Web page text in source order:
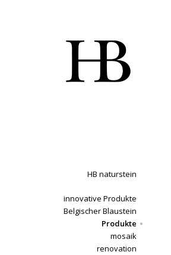
HB naturstein
innovative Produkte
Belgischer Blaustein
Produkte
mosaik
renovation